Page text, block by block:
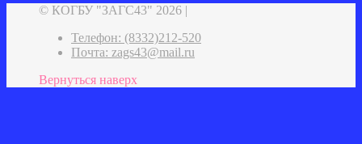
© КОГБУ "ЗАГС43" 2026 |
Телефон: (8332)212-520
Почта: zags43@mail.ru
Вернуться наверх